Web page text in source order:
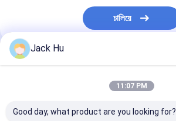
ল্যাভেটরি সার্ভিস ট্রাক
বিমানবন্দর যাত্রী বাস
চালিয়ে
আমাদের বিভাগসমূহ
Jack Hu
11:07 PM
Good day, what product are you looking for?